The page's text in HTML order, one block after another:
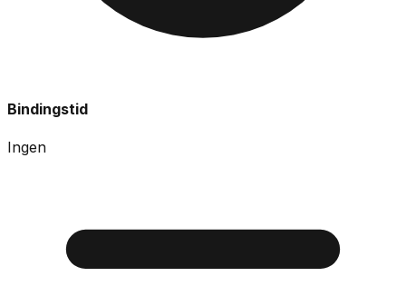
Bindingstid
Ingen